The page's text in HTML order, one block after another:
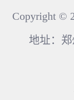
Copyright ©
地址：